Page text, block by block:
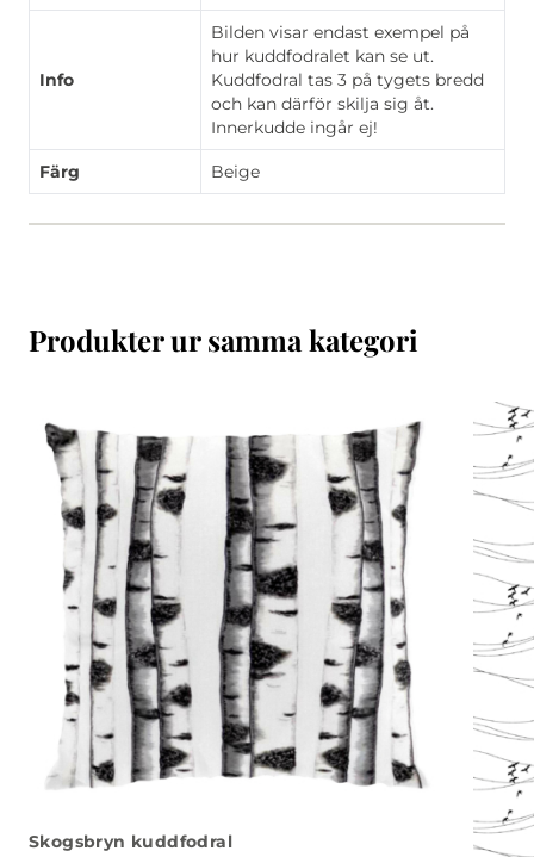
Info
Bilden visar endast exempel på
hur kuddfodralet kan se ut.
Kuddfodral tas 3 på tygets bredd
och kan därför skilja sig åt.
Innerkudde ingår ej!
Färg Beige
Produkter ur samma kategori
Skogsbryn kuddfodral